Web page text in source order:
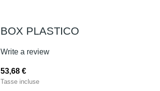
BOX PLASTICO
Write a review
53,68 €
Tasse incluse